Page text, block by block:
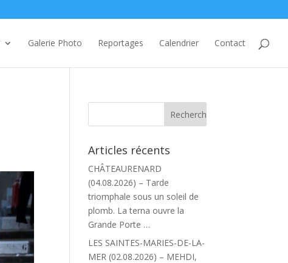
Galerie Photo Reportages Calendrier Contact
Articles récents
CHÂTEAURENARD
(04.08.2026) – Tarde
triomphale sous un soleil de
plomb. La terna ouvre la
Grande Porte …
LES SAINTES-MARIES-DE-LA-
MER (02.08.2026) – MEHDI,